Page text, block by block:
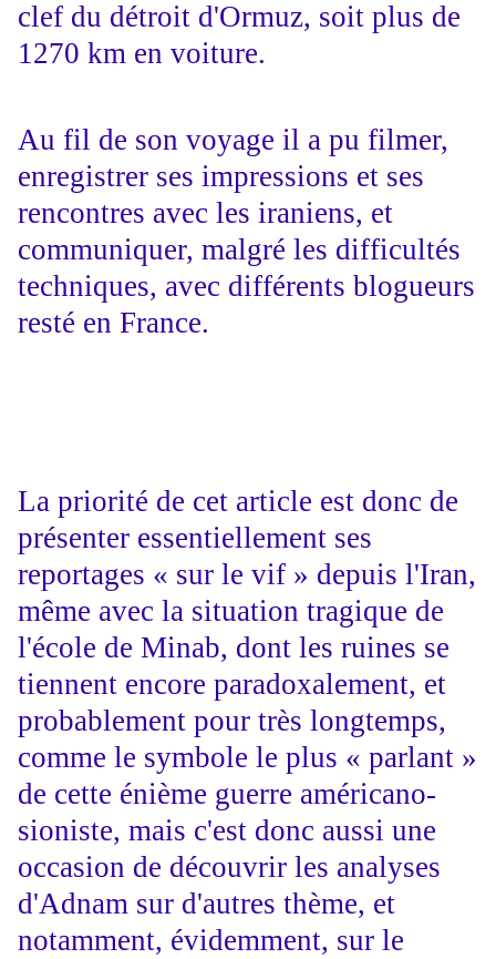
clef du détroit d'Ormuz, soit plus de
1270 km en voiture.
Au fil de son voyage il a pu filmer,
enregistrer ses impressions et ses
rencontres avec les iraniens, et
communiquer, malgré les difficultés
techniques, avec différents blogueurs
resté en France.
La priorité de cet article est donc de
présenter essentiellement ses
reportages « sur le vif » depuis l'Iran,
même avec la situation tragique de
l'école de Minab, dont les ruines se
tiennent encore paradoxalement, et
probablement pour très longtemps,
comme le symbole le plus « parlant »
de cette énième guerre américano-
sioniste, mais c'est donc aussi une
occasion de découvrir les analyses
d'Adnam sur d'autres thème, et
notamment, évidemment, sur le